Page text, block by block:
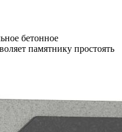
бетонное
памятнику простоять